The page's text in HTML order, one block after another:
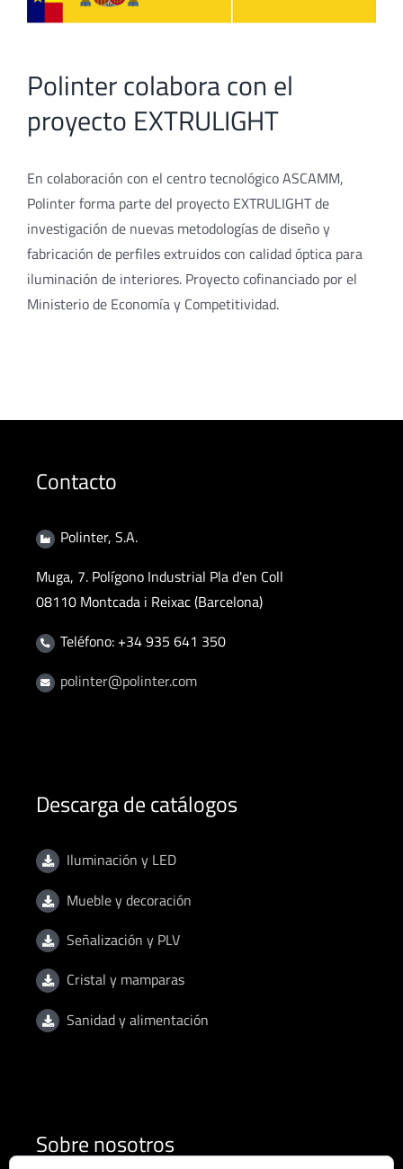
Polinter colabora con el
proyecto EXTRULIGHT
En colaboración con el centro tecnológico ASCAMM,
Polinter forma parte del proyecto EXTRULIGHT de
investigación de nuevas metodologías de diseño y
fabricación de perfiles extruidos con calidad óptica para
iluminación de interiores. Proyecto cofinanciado por el
Ministerio de Economía y Competitividad.
Contacto
Polinter, S.A.
Muga, 7. Polígono Industrial Pla d'en Coll
08110 Montcada i Reixac (Barcelona)
Teléfono: +34 935 641 350
polinter@polinter.com
Descarga de catálogos
Iluminación y LED
Mueble y decoración
Señalización y PLV
Cristal y mamparas
Sanidad y alimentación
Sobre nosotros